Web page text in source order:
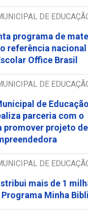
DE
programa de
referência nacional
Office Brasil
DE
de
parceria com o
promover projeto de
DE
mais de 1
Programa Minha